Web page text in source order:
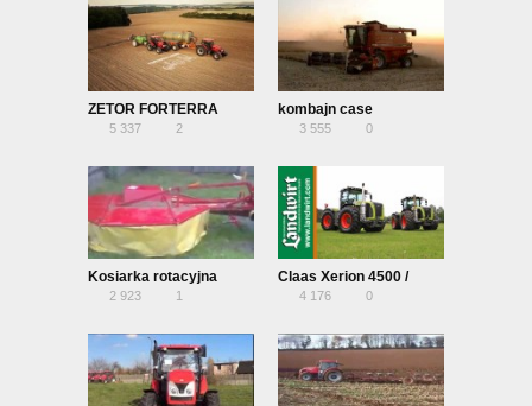
ZETOR FORTERRA
5 337 2
kombajn case
3 555 0
Kosiarka rotacyjna
2 923 1
Claas Xerion 4500 /
50004 176 0